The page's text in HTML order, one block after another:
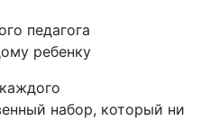
педагога
ребенку
набор, который ни